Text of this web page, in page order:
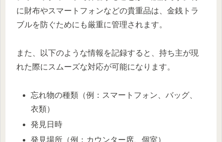
に財布やスマートフォンなどの貴重品は、金銭トラ
ブルを防ぐためにも厳重に管理されます。
また、以下のような情報を記録すると、持ち主が現
れた際にスムーズな対応が可能になります。
忘れ物の種類（例：スマートフォン、バッグ、
衣類）
発見日時
発見場所（例：カウンター席、個室）